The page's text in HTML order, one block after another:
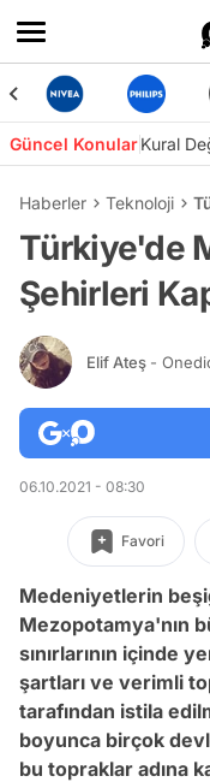
Güncel KonularKural
Haberler Teknoloji
Türkiye'de
Şehirleri
Elif Ateş -
06.10.2021 - 08:30
Favori
Medeniyetlerin
Mezopotamya'nın
sınırlarının içinde
şartları ve verimli
tarafından istila
boyunca birçok
bu topraklar adına